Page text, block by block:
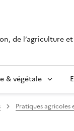
de l’agriculture
& végétale
Pratiques